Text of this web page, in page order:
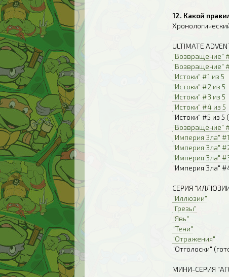
12. Какой
ULTIMATE
"Возвращение"
"Возвращение"
"Истоки" #1 из 5
"Истоки" #2 из 5
"Истоки" #3 из 5
"Истоки" #4 из 5
"Истоки" #5 из 5
"Возвращение"
"Империя Зла"
"Империя Зла"
"Империя Зла"
"Империя Зла"
СЕРИЯ
"Иллюзии"
"Грезы"
"Явь"
"Тени"
"Отражения"
"Отголоски"
МИНИ-СЕРИЯ